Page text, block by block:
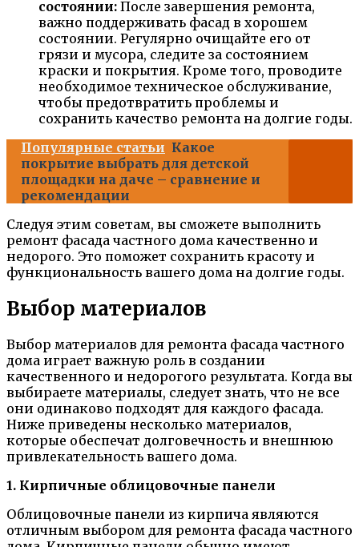
состоянии: После завершения ремонта,
важно поддерживать фасад в хорошем
состоянии. Регулярно очищайте его от
грязи и мусора, следите за состоянием
краски и покрытия. Кроме того, проводите
необходимое техническое обслуживание,
чтобы предотвратить проблемы и
сохранить качество ремонта на долгие годы.
Популярные статьи Какое
покрытие выбрать для детской
площадки на даче – сравнение и
рекомендации
Следуя этим советам, вы сможете выполнить
ремонт фасада частного дома качественно и
недорого. Это поможет сохранить красоту и
функциональность вашего дома на долгие годы.
Выбор материалов
Выбор материалов для ремонта фасада частного
дома играет важную роль в создании
качественного и недорогого результата. Когда вы
выбираете материалы, следует знать, что не все
они одинаково подходят для каждого фасада.
Ниже приведены несколько материалов,
которые обеспечат долговечность и внешнюю
привлекательность вашего дома.
1. Кирпичные облицовочные панели
Облицовочные панели из кирпича являются
отличным выбором для ремонта фасада частного